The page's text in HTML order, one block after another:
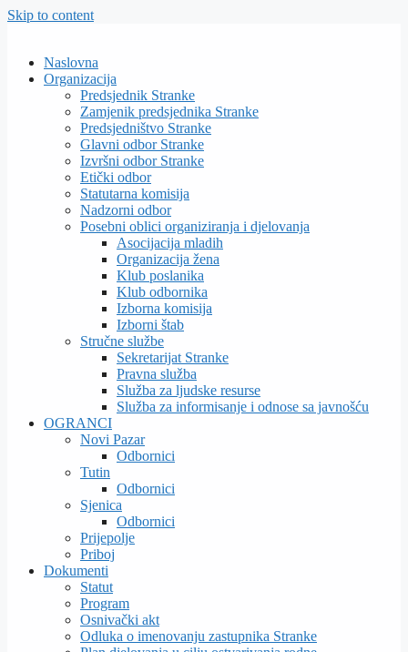
Skip to content
Naslovna
Organizacija
Predsjednik Stranke
Zamjenik predsjednika Stranke
Predsjedništvo Stranke
Glavni odbor Stranke
Izvršni odbor Stranke
Etički odbor
Statutarna komisija
Nadzorni odbor
Posebni oblici organiziranja i djelovanja
Asocijacija mladih
Organizacija žena
Klub poslanika
Klub odbornika
Izborna komisija
Izborni štab
Stručne službe
Sekretarijat Stranke
Pravna služba
Služba za ljudske resurse
Služba za informisanje i odnose sa javnošću
OGRANCI
Novi Pazar
Odbornici
Tutin
Odbornici
Sjenica
Odbornici
Prijepolje
Priboj
Dokumenti
Statut
Program
Osnivački akt
Odluka o imenovanju zastupnika Stranke